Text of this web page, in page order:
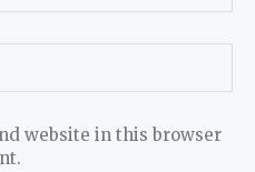
website in this browser